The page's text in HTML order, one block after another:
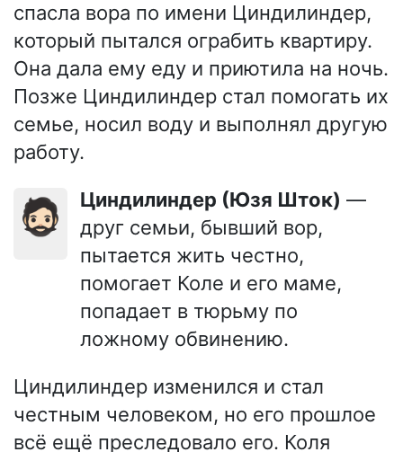
спасла вора по имени Циндилиндер,
который пытался ограбить квартиру.
Она дала ему еду и приютила на ночь.
Позже Циндилиндер стал помогать их
семье, носил воду и выполнял другую
работу.
🧔🏻 Циндилиндер (Юзя Шток) —
друг семьи, бывший вор,
пытается жить честно,
помогает Коле и его маме,
попадает в тюрьму по
ложному обвинению.
Циндилиндер изменился и стал
честным человеком, но его прошлое
всё ещё преследовало его. Коля